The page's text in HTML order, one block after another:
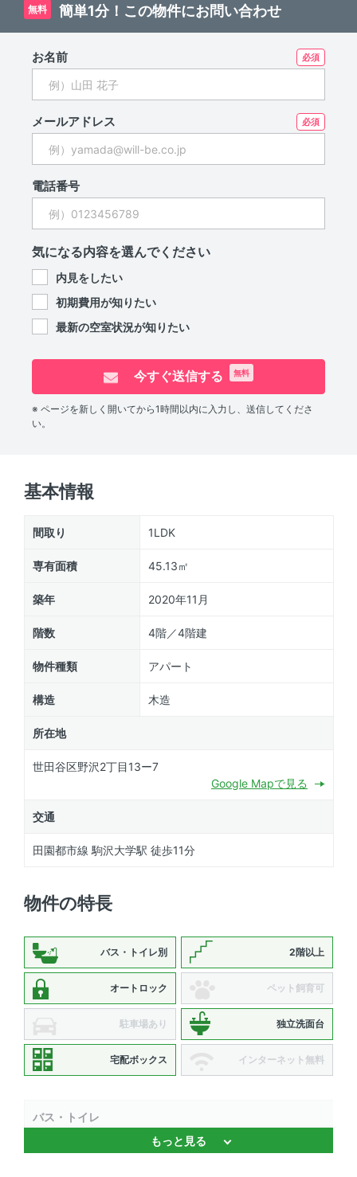
無料 簡単1分！この物件にお問い合わせ
お名前
メールアドレス
電話番号
気になる内容を選んでください
内見をしたい
初期費用が知りたい
最新の空室状況が知りたい
今すぐ送信する 無料
※ ページを新しく開いてから1時間以内に入力し、送信してくださ
い。
基本情報
間取り 1LDK
専有面積 45.13㎡
築年 2020年11月
階数 4階／4階建
物件種類 アパート
構造 木造
所在地
世田谷区野沢2丁目13ー7
Google Mapで見る
交通
田園都市線 駒沢大学駅 徒歩11分
物件の特長
バス・トイレ別 2階以上
オートロック ペット飼育可
駐車場あり 独立洗面台
宅配ボックス インターネット無料
バス・トイレ
浴室乾燥機 、 バストイレ別 、 追焚機能 、 独立洗面台
もっと見る